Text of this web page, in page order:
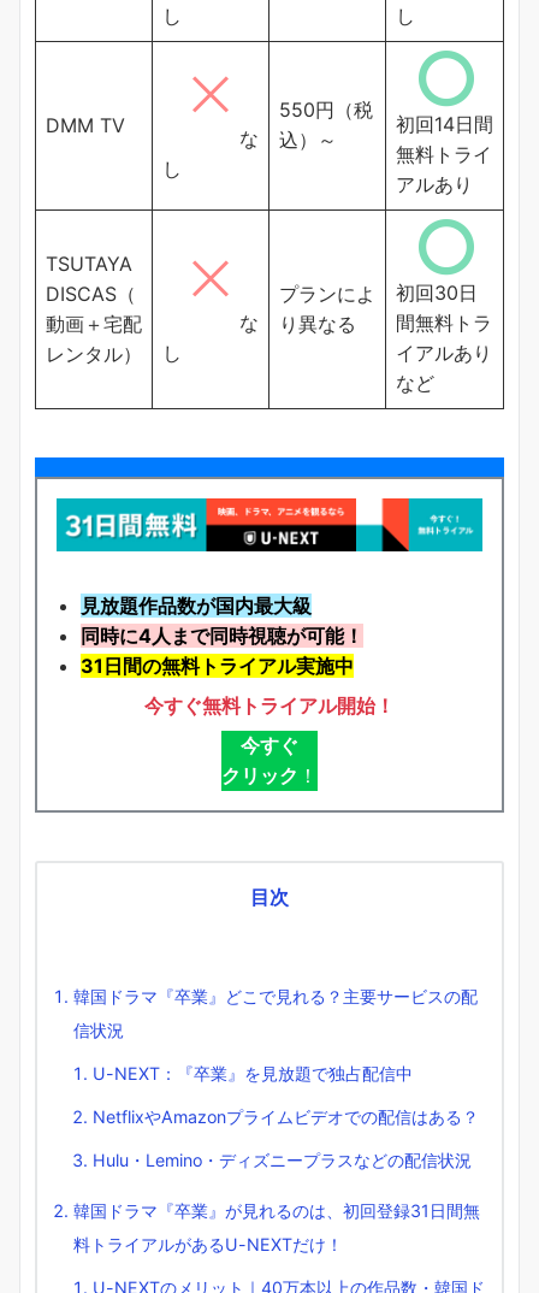
し
し
DMM TV
な
し
550円（税
込）～
初回14日間
無料トライ
アルあり
TSUTAYA
DISCAS（
動画＋宅配
レンタル）
な
し
プランによ
り異なる
初回30日
間無料トラ
イアルあり
など
見放題作品数が国内最大級
同時に4人まで同時視聴が可能！
31日間の無料トライアル実施中
今すぐ無料トライアル開始！
今すぐ
クリック ！
目次
韓国ドラマ『卒業』どこで見れる？主要サービスの配
信状況
U-NEXT：『卒業』を見放題で独占配信中
NetflixやAmazonプライムビデオでの配信はある？
Hulu・Lemino・ディズニープラスなどの配信状況
韓国ドラマ『卒業』が見れるのは、初回登録31日間無
料トライアルがあるU-NEXTだけ！
U-NEXTのメリット｜40万本以上の作品数・韓国ド